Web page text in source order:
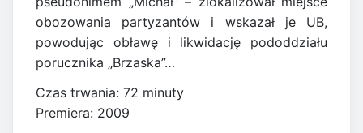
obozowania partyzantów i wskazał je UB,
powodując obławę i likwidację pododdziału
porucznika „Brzaska”…
Czas trwania: 72 minuty
Premiera: 2009